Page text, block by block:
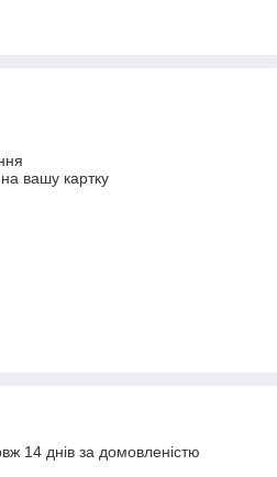
вашу картку
14 днів за домовленістю